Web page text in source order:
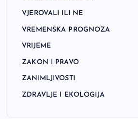
VJEROVALI ILI NE
VREMENSKA PROGNOZA
VRIJEME
ZAKON I PRAVO
ZANIMLJIVOSTI
ZDRAVLJE I EKOLOGIJA